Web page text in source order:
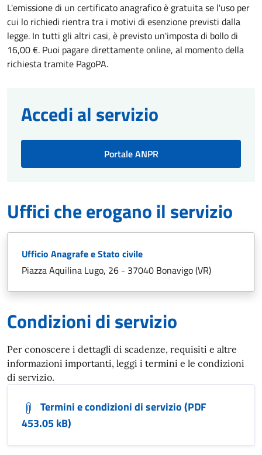
L'emissione di un certificato anagrafico è gratuita se l'uso per
cui lo richiedi rientra tra i motivi di esenzione previsti dalla
legge. In tutti gli altri casi, è previsto un'imposta di bollo di
16,00 €. Puoi pagare direttamente online, al momento della
richiesta tramite PagoPA.
Accedi al servizio
Portale ANPR
Uffici che erogano il servizio
Ufficio Anagrafe e Stato civile
Piazza Aquilina Lugo, 26 - 37040 Bonavigo (VR)
Condizioni di servizio
Per conoscere i dettagli di scadenze, requisiti e altre
informazioni importanti, leggi i termini e le condizioni
di servizio.
Termini e condizioni di servizio (PDF
453.05 kB)